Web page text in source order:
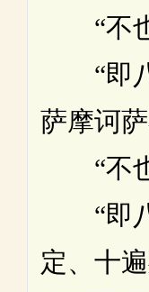
“不也
“即八
萨摩诃
“不也
“即八
定、十